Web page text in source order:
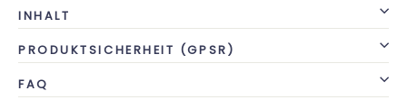
INHALT
PRODUKTSICHERHEIT (GPSR)
FAQ